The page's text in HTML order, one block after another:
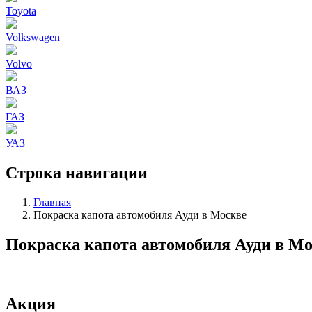
Toyota
Volkswagen
Volvo
ВАЗ
ГАЗ
УАЗ
Строка навигации
Главная
Покраска капота автомобиля Ауди в Москве
Покраска капота автомобиля Ауди в
Акция